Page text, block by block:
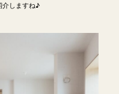
介しますね♪